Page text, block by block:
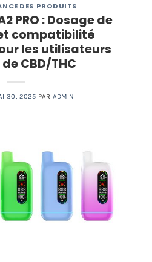
DES PRODUITS
PRO : Dosage de
compatibilité
les utilisateurs
CBD/THC
30, 2025 PARADMIN